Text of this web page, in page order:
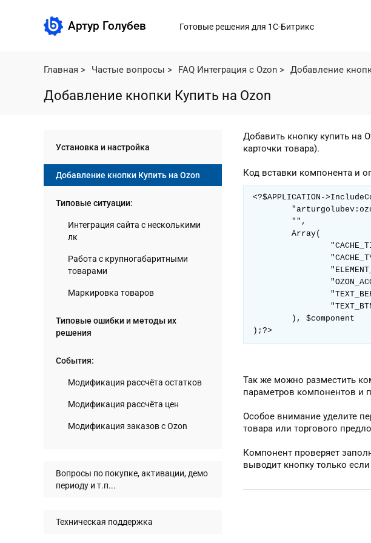
Артур Голубев Готовые решения для 1С-Битрикс
Главная > Частые вопросы > FAQ Интеграция с Ozon > Добавление
Добавление кнопки Купить на Ozon
Установка и настройка
Добавление кнопки Купить на Ozon
Типовые ситуации:
Интеграция сайта с несколькими
лк
Работа с крупногабаритными
товарами
Маркировка товаров
Типовые ошибки и методы их
решения
События:
Модификация рассчёта остатков
Модификация рассчёта цен
Модификация заказов с Ozon
Вопросы по покупке, активации, демо
периоду и т.п...
Техническая поддержка
Добавить кнопку купить на
карточки товара).
Код вставки компонента и
<?$APPLICATION-
);?>
Так же можно разместить
параметров компонентов и
Особое внимание уделите
товара или торгового
Компонент проверяет
выводит кнопку только